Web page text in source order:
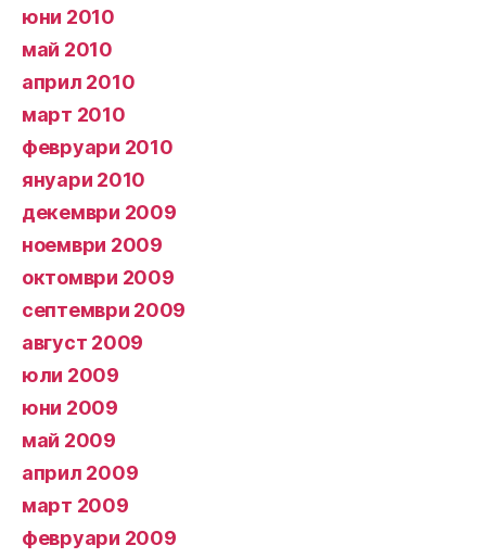
юни 2010
май 2010
април 2010
март 2010
февруари 2010
януари 2010
декември 2009
ноември 2009
октомври 2009
септември 2009
август 2009
юли 2009
юни 2009
май 2009
април 2009
март 2009
февруари 2009